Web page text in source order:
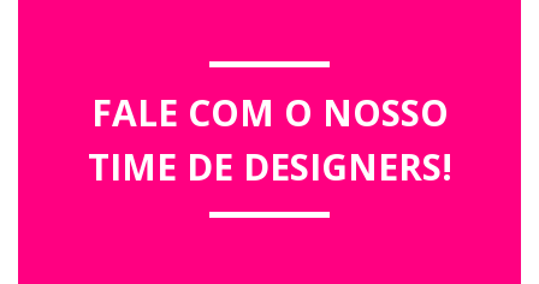
FALE COM O NOSSO
TIME DE DESIGNERS!